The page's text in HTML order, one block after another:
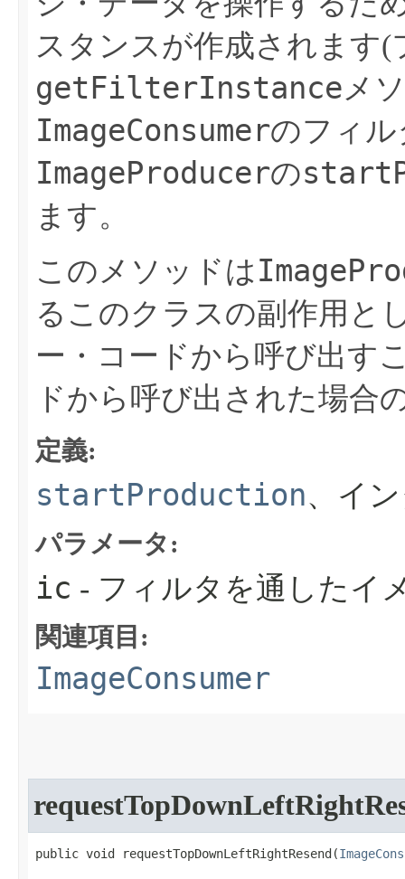
スタンスが作成されます(
getFilterInstanceメ
ImageConsumerのフィ
ImageProducerの
ます。
このメソッドは
るこのクラスの副作用と
ー・コードから呼び出す
ドから呼び出された場合
定義:
startProduction、イ
パラメータ:
ic - フィルタを通したイ
関連項目:
ImageConsumer
public void requestTopDownLeftRightResend​(